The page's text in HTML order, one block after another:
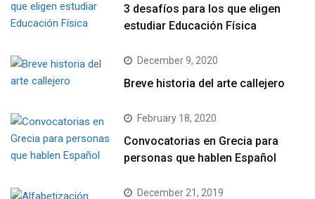
3 desafíos para los que eligen
estudiar Educación Física
December 9, 2020
Breve historia del arte callejero
February 18, 2020
Convocatorias en Grecia para
personas que hablen Español
December 21, 2019